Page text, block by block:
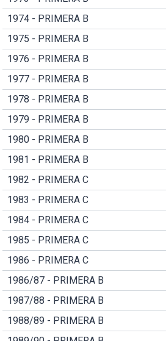
1974 - PRIMERA B
1975 - PRIMERA B
1976 - PRIMERA B
1977 - PRIMERA B
1978 - PRIMERA B
1979 - PRIMERA B
1980 - PRIMERA B
1981 - PRIMERA B
1982 - PRIMERA C
1983 - PRIMERA C
1984 - PRIMERA C
1985 - PRIMERA C
1986 - PRIMERA C
1986/87 - PRIMERA B
1987/88 - PRIMERA B
1988/89 - PRIMERA B